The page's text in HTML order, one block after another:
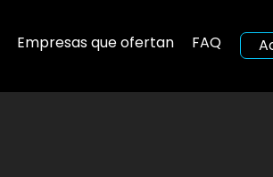
Empresas que ofertan FAQ